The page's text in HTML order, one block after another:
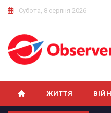
Субота, 8 серпня 2026
ЖИТТЯ